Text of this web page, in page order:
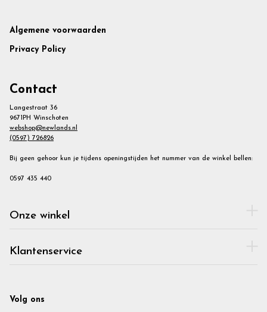
Footer
Algemene voorwaarden
Privacy Policy
Contact
Langestraat 36
9671PH Winschoten
webshop@newlands.nl
(0597) 726826
Bij geen gehoor kun je tijdens openingstijden het nummer van de winkel bellen:
0597 435 440
Onze winkel
Klantenservice
Volg ons